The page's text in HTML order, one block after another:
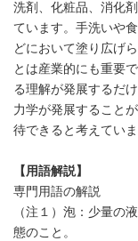
洗剤、化粧品、消化
ています。手洗いや
どにおいて塗り広げ
とは産業的にも重要
る理解が発展するだ
力学が発展すること
待できると考えていま
【用語解説】
専門用語の解説
（注１）泡：少量の
態のこと。